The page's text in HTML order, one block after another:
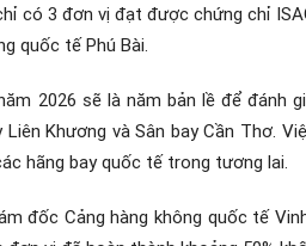
có 3 đơn vị đạt được chứng chỉ
quốc tế Phú Bài.
2026 sẽ là năm bản lề để
Liên Khương và Sân bay Cần Thơ.
hãng bay quốc tế trong tương lai.
đốc Cảng hàng không quốc tế